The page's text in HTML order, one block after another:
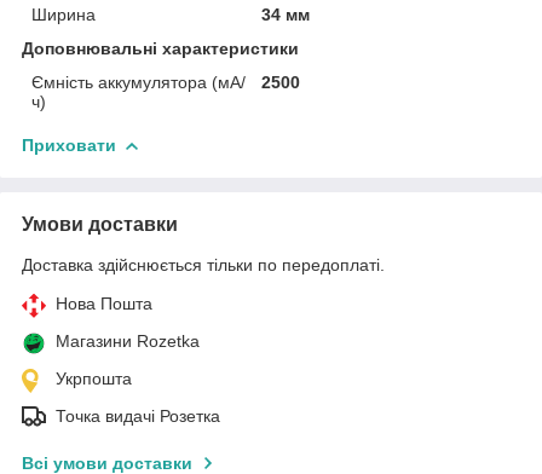
Ширина
34 мм
Доповнювальні характеристики
Ємність аккумулятора (мА/
ч)
2500
Приховати
Умови доставки
Доставка здійснюється тільки по передоплаті.
Нова Пошта
Магазини Rozetka
Укрпошта
Точка видачі Розетка
Всі умови доставки